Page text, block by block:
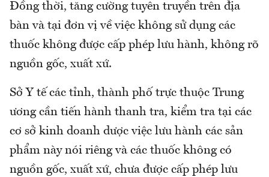
Đồng thời, tăng cường tuyên truyền trên địa
bàn và tại đơn vị về việc không sử dụng các
thuốc không được cấp phép lưu hành, không rõ
nguồn gốc, xuất xứ.
Sở Y tế các tỉnh, thành phố trực thuộc Trung
ương cần tiến hành thanh tra, kiểm tra tại các
cơ sở kinh doanh dược việc lưu hành các sản
phẩm này nói riêng và các thuốc không có
nguồn gốc, xuất xứ, chưa được cấp phép lưu